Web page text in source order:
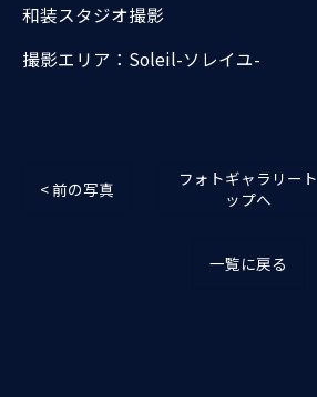
和装スタジオ撮影
撮影エリア：Soleil-ソレイユ-
< 前の写真
フォトギャラリート
ップへ
一覧に戻る